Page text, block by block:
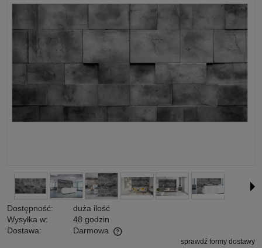
Dostępność:
duża ilość
Wysyłka w:
48 godzin
Dostawa:
Darmowa
Cena nie zawiera ewentualnych kosztów płatnościsprawdź formy dostawy